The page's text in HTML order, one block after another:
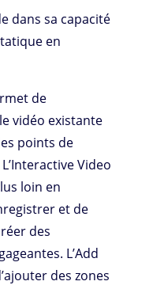
dans sa capacité
en
de
vidéo existante
points de
Video
loin en
et de
des
L’Add
des zones